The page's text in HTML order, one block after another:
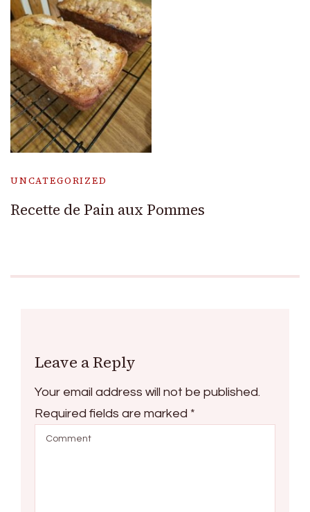
UNCATEGORIZED
Recette de Pain aux Pommes
Leave a Reply
Your email address will not be published.
Required fields are marked *